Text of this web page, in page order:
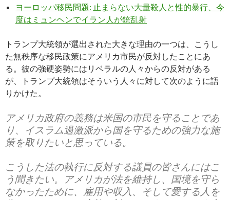
ヨーロッパ移民問題: 止まらない大量殺人と性的暴行、今
度はミュンヘンでイラン人が銃乱射
トランプ大統領が選出された大きな理由の一つは、こうし
た無秩序な移民政策にアメリカ市民が反対したことにあ
る。彼の強硬姿勢にはリベラルの人々からの反対がある
が、トランプ大統領はそういう人々に対して次のように語
りかけた。
アメリカ政府の義務は米国の市民を守ることであ
り、イスラム過激派から国を守るための強力な施
策を取りたいと思っている。
こうした法の執行に反対する議員の皆さんにはこ
う聞きたい。アメリカが法を維持し、国境を守ら
なかったために、雇用や収入、そして愛する人を